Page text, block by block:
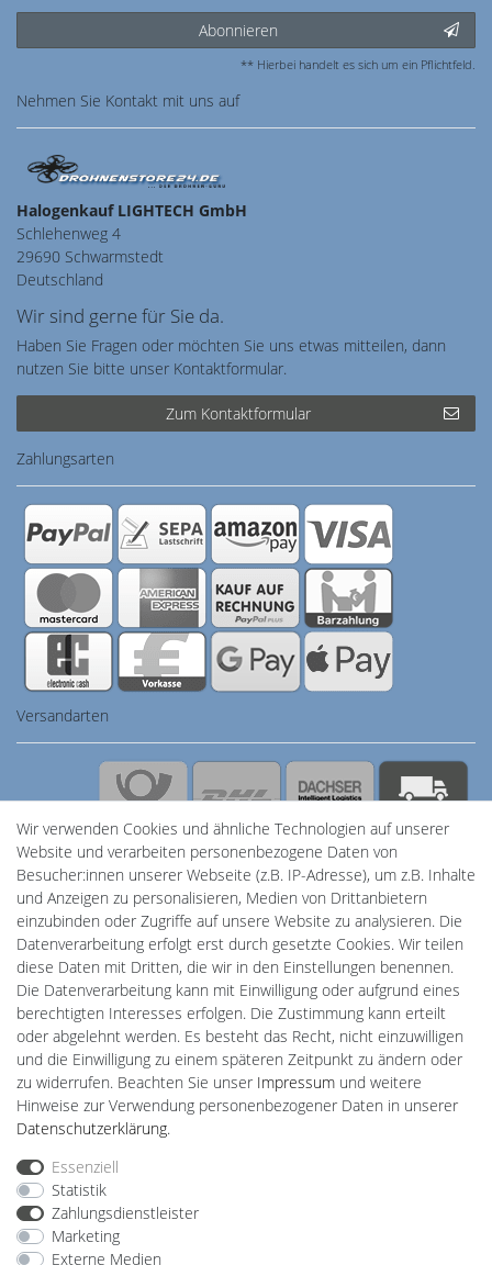
Abonnieren
** Hierbei handelt es sich um ein Pflichtfeld.
Nehmen Sie Kontakt mit uns auf
Halogenkauf LIGHTECH GmbH
Schlehenweg 4
29690 Schwarmstedt
Deutschland
Wir sind gerne für Sie da.
Haben Sie Fragen oder möchten Sie uns etwas mitteilen, dann
nutzen Sie bitte unser Kontaktformular.
Zum Kontaktformular
Zahlungsarten
Versandarten
Powered by
Plentino-Shop
gAGaLamp
Wallbox24
Cardanlight-Shop
Batteriespeicher
PlentiSolar
Gebrauchtlicht
Ledkauf
DEYESOLAR
Lightech Connect
CardanLight Europe
Wir verwenden Cookies und ähnliche Technologien auf unserer
Website und verarbeiten personenbezogene Daten von
Besucher:innen unserer Webseite (z.B. IP-Adresse), um z.B. Inhalte
und Anzeigen zu personalisieren, Medien von Drittanbietern
einzubinden oder Zugriffe auf unsere Website zu analysieren. Die
Datenverarbeitung erfolgt erst durch gesetzte Cookies. Wir teilen
diese Daten mit Dritten, die wir in den Einstellungen benennen.
Die Datenverarbeitung kann mit Einwilligung oder aufgrund eines
berechtigten Interesses erfolgen. Die Zustimmung kann erteilt
oder abgelehnt werden. Es besteht das Recht, nicht einzuwilligen
und die Einwilligung zu einem späteren Zeitpunkt zu ändern oder
zu widerrufen. Beachten Sie unser Impressum und weitere
Hinweise zur Verwendung personenbezogener Daten in unserer
Daten­schutz­erklärung.
Essenziell
Statistik
Zahlungsdienstleister
Marketing
Externe Medien